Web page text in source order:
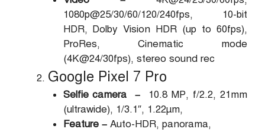
1080p@25/30/60/120/240fps, 10-bit
HDR, Dolby Vision HDR (up to 60fps),
ProRes, Cinematic mode
(4K@24/30fps), stereo sound rec
Google Pixel 7 Pro
Selfie camera –
10.8 MP, f/2.2, 21mm
(ultrawide), 1/3.1″, 1.22µm,
Feature –Auto-HDR, panorama,